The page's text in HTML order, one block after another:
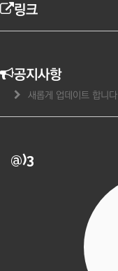
링크
공지사항
새롭게 업데이트 합니다
@)3